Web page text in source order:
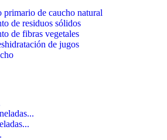
primario de caucho natural
de residuos sólidos
de fibras vegetales
de jugos